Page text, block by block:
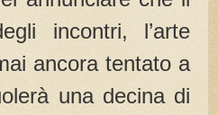
incontri, l’arte
ancora tentato a
una decina di